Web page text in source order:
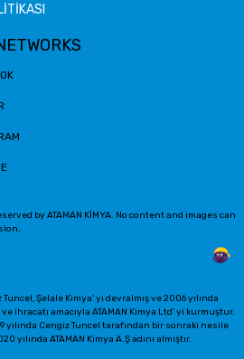
by ATAMAN KİMYA. No content and images can
Tuncel, Şelale Kimya' yı devralmış ve 2006 yılında
ihracatı amacıyla ATAMAN Kimya Ltd' yi kurmuştur.
yılında Cengiz Tuncel tarafından bir sonraki nesile
yılında ATAMAN Kimya A.Ş adını almıştır.